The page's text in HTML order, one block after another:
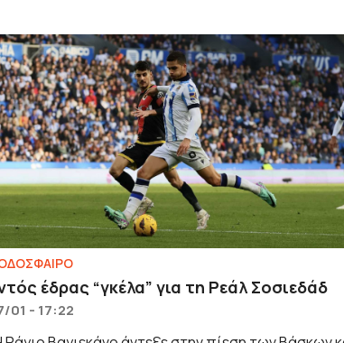
έδρας “γκέλα” για τη Ρεάλ Σοσιεδάδ
01 - 17:22